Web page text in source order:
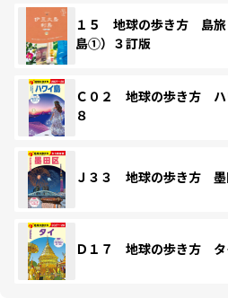
１５ 地球の歩き方 島
島①）３訂版
Ｃ０２ 地球の歩き方 ハ
８
Ｊ３３ 地球の歩き方 墨
Ｄ１７ 地球の歩き方